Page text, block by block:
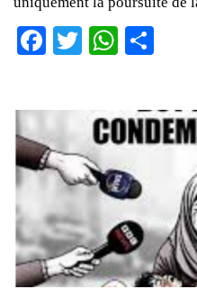
Facebook
Twitter